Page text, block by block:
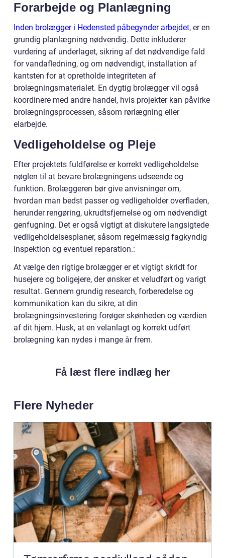
Forarbejde og Planlægning
Inden brolægger i Hedensted påbegynder arbejdet, er en
grundig planlægning nødvendig. Dette inkluderer
vurdering af underlaget, sikring af det nødvendige fald
for vandafledning, og om nødvendigt, installation af
kantsten for at opretholde integriteten af
brolægningsmaterialet. En dygtig brolægger vil også
koordinere med andre handel, hvis projekter kan påvirke
brolægningsprocessen, såsom rørlægning eller
elarbejde.
Vedligeholdelse og Pleje
Efter projektets fuldførelse er korrekt vedligeholdelse
nøglen til at bevare brolægningens udseende og
funktion. Brolæggeren bør give anvisninger om,
hvordan man bedst passer og vedligeholder overfladen,
herunder rengøring, ukrudtsfjernelse og om nødvendigt
genfugning. Det er også vigtigt at diskutere langsigtede
vedligeholdelsesplaner, såsom regelmæssig fagkyndig
inspektion og eventuel reparation.:
At vælge den rigtige brolægger er et vigtigt skridt for
husejere og boligejere, der ønsker et veludført og varigt
resultat. Gennem grundig research, forberedelse og
kommunikation kan du sikre, at din
brolægningsinvestering forøger skønheden og værdien
af dit hjem. Husk, at en velanlagt og korrekt udført
brolægning kan nydes i mange år frem.
Få læst flere indlæg her
Flere Nyheder